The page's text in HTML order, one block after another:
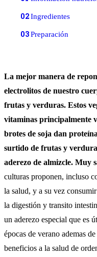
02Ingredientes
03Preparación
La mejor manera de
electrolitos de nuestro
frutas y verduras. Estos
vitaminas principalmente
brotes de soja dan
surtido de frutas y
aderezo de almizcle. Muy
culturas proponen, incluso
la salud, y a su vez
la digestión y transito
un aderezo especial que es
épocas de verano ademas
beneficios a la salud de